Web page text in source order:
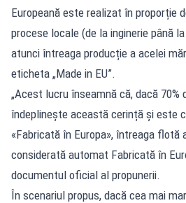
Europeană este realizat în proporție
procese locale (de la inginerie până
atunci întreaga producție a acelei
eticheta „Made in EU”.
„Acest lucru înseamnă că, dacă
îndeplinește această cerință și este
«Fabricată în Europa», întreaga flotă
considerată automat Fabricată în
documentul oficial al propunerii.
În scenariul propus, dacă cea mai